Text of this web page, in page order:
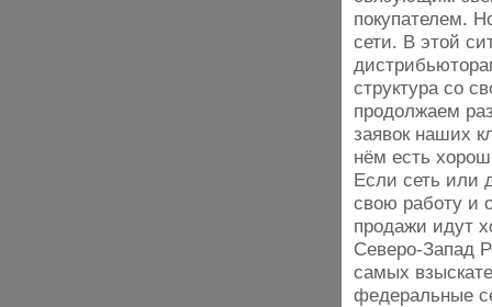
покупателем.
сети. В этой
структура со
продолжаем
заявок наших
нём есть
Если сеть или
свою работу и
продажи идут
Северо-Запад
самых
федеральные